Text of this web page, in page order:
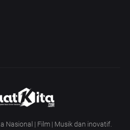
Nasional | Film | Musik dan inovatif.